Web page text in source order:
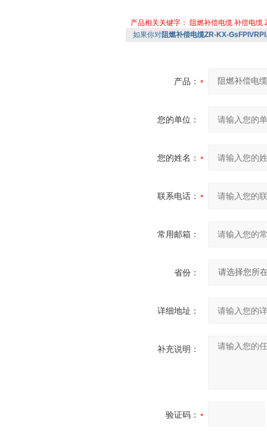
产品相关关键字： 阻燃补偿电缆 补偿电缆
如果你对阻燃补偿电缆ZR-KX-GsFPlVRPl
产品：
您的单位：
您的姓名：
联系电话：
常用邮箱：
省份：
详细地址：
补充说明：
验证码：